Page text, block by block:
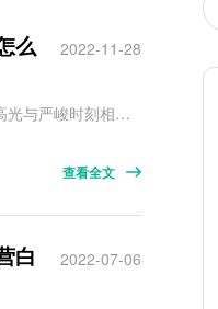
么
2022-11-28
新冠疫情以来，鞋服市场经历了复杂的发展阶段。高光与严峻时刻相伴，唱衰与唱盛之声齐飞，这正是鞋服行业眼下的时局。 身处变局之中，每一个企业都需要不断调整审视市场的目光，迭代自身的能力模型配置。 如何直面鞋服行业复杂环境下的变化与挑战？ 如何打造“全域消费者数字化经营力”以谋求品牌长期发展？ 先行者在前进的道路上又有何实践与创新玩法可资借鉴？ 《2022鞋服行业全域消费者数字化经营白皮书》给出了答案。…
查看全文
白
2022-07-06